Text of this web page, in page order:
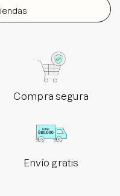
Compra segura
Envío gratis